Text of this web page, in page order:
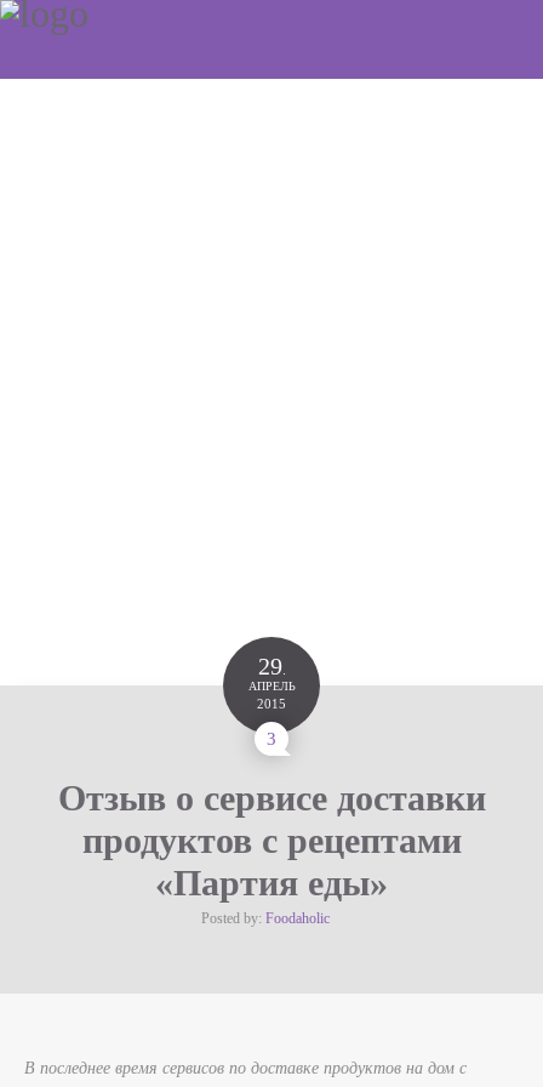
29.
АПРЕЛЬ
2015
3
Отзыв о сервисе доставки
продуктов с рецептами
«Партия еды»
Posted by: Foodaholic
В последнее время сервисов по доставке продуктов на дом с